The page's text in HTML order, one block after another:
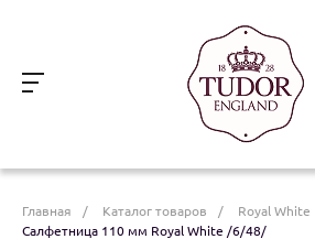
Главная / Каталог товаров / Royal White
Салфетница 110 мм Royal White /6/48/